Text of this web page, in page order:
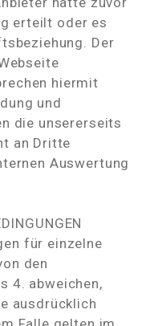
erteilt oder es
Der
hiermit
und
die unsererseits
an Dritte
Auswertung
für einzelne
den
4. abweichen,
ausdrücklich